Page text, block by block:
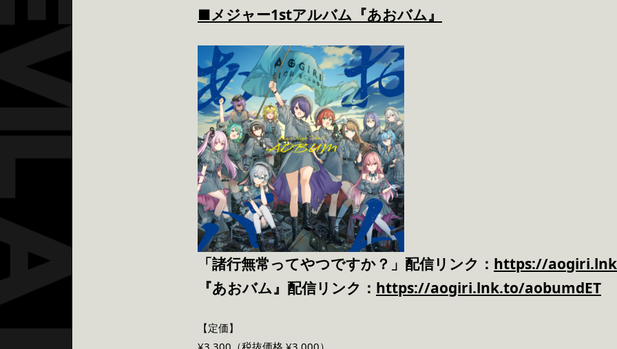
■メジャー1stアルバム『あおバム』
「諸行無常ってやつですか？」配信リンク： https://
『あおバム』配信リンク： https://aogiri.lnk.to/aobumdET
【定価】
¥3,300（税抜価格 ¥3,000）